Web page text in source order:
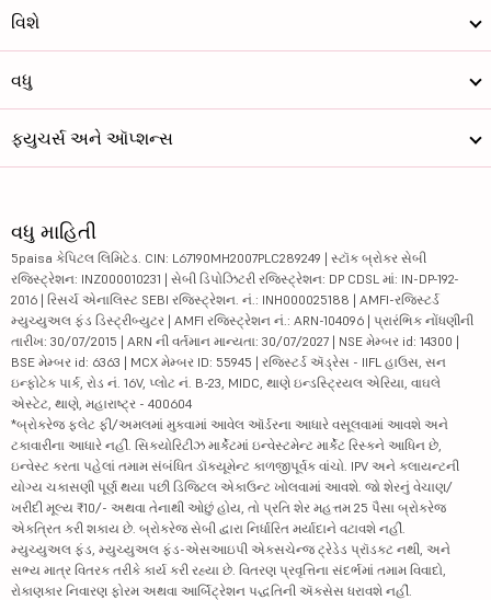
વિશે
વધુ
ફ્યુચર્સ અને ઑપ્શન્સ
વધુ માહિતી
5paisa કેપિટલ લિમિટેડ. CIN: L67190MH2007PLC289249 | સ્ટૉક બ્રોકર સેબી
રજિસ્ટ્રેશન: INZ000010231 | સેબી ડિપોઝિટરી રજિસ્ટ્રેશન: DP CDSL માં: IN-DP-192-
2016 | રિસર્ચ એનાલિસ્ટ SEBI રજિસ્ટ્રેશન. નં.: INH000025188 | AMFI-રજિસ્ટર્ડ
મ્યુચ્યુઅલ ફંડ ડિસ્ટ્રીબ્યુટર | AMFI રજિસ્ટ્રેશન નં.: ARN-104096 | પ્રારંભિક નોંધણીની
તારીખ: 30/07/2015 | ARN ની વર્તમાન માન્યતા: 30/07/2027 | NSE મેમ્બર id: 14300 |
BSE મેમ્બર id: 6363 | MCX મેમ્બર ID: 55945 | રજિસ્ટર્ડ ઍડ્રેસ - IIFL હાઉસ, સન
ઇન્ફોટેક પાર્ક, રોડ નં. 16V, પ્લોટ નં. B-23, MIDC, થાણે ઇન્ડસ્ટ્રિયલ એરિયા, વાઘલે
એસ્ટેટ, થાણે, મહારાષ્ટ્ર - 400604
*બ્રોકરેજ ફ્લેટ ફી/અમલમાં મુકવામાં આવેલ ઑર્ડરના આધારે વસૂલવામાં આવશે અને
ટકાવારીના આધારે નહીં. સિક્યોરિટીઝ માર્કેટમાં ઇન્વેસ્ટમેન્ટ માર્કેટ રિસ્કને આધિન છે,
ઇન્વેસ્ટ કરતા પહેલાં તમામ સંબંધિત ડૉક્યૂમેન્ટ કાળજીપૂર્વક વાંચો. IPV અને ક્લાયન્ટની
યોગ્ય ચકાસણી પૂર્ણ થયા પછી ડિજિટલ એકાઉન્ટ ખોલવામાં આવશે. જો શેરનું વેચાણ/
ખરીદી મૂલ્ય ₹10/- અથવા તેનાથી ઓછું હોય, તો પ્રતિ શેર મહત્તમ 25 પૈસા બ્રોકરેજ
એકત્રિત કરી શકાય છે. બ્રોકરેજ સેબી દ્વારા નિર્ધારિત મર્યાદાને વટાવશે નહીં.
મ્યુચ્યુઅલ ફંડ, મ્યુચ્યુઅલ ફંડ-એસઆઇપી એક્સચેન્જ ટ્રેડેડ પ્રૉડક્ટ નથી, અને
સભ્ય માત્ર વિતરક તરીકે કાર્ય કરી રહ્યા છે. વિતરણ પ્રવૃત્તિના સંદર્ભમાં તમામ વિવાદો,
રોકાણકાર નિવારણ ફોરમ અથવા આર્બિટ્રેશન પદ્ધતિની ઍક્સેસ ધરાવશે નહીં.